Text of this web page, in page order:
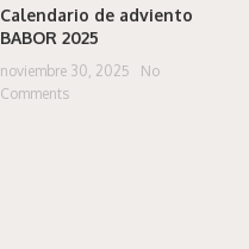
Calendario de adviento
BABOR 2025
noviembre 30, 2025
No
Comments